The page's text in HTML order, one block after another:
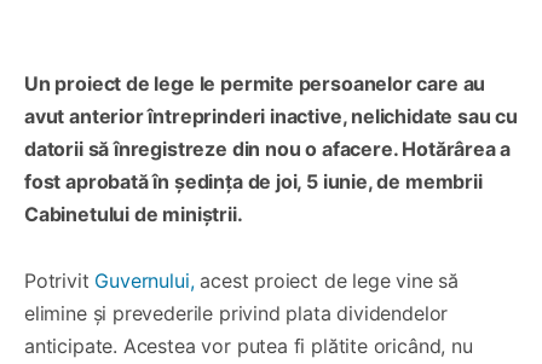
Un proiect de lege le permite persoanelor care au
avut anterior întreprinderi inactive, nelichidate sau cu
datorii să înregistreze din nou o afacere. Hotărârea a
fost aprobată în ședința de joi, 5 iunie, de membrii
Cabinetului de miniștrii.
Potrivit Guvernului,acest proiect de lege vine să
elimine și prevederile privind plata dividendelor
anticipate. Acestea vor putea fi plătite oricând, nu